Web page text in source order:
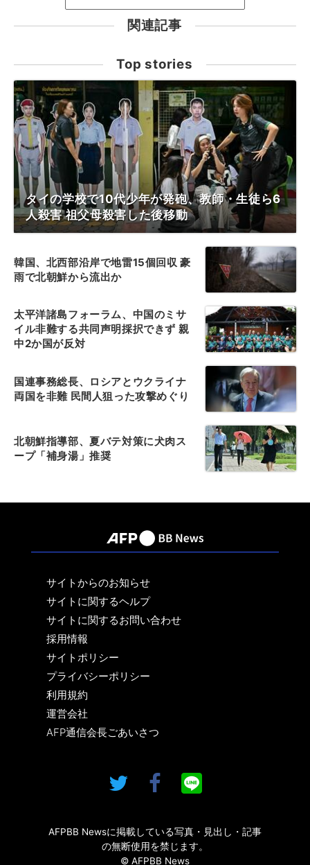
関連記事
Top stories
タイの学校で10代少年が発砲、教師・生徒ら6
人殺害 祖父母殺害した後移動
韓国、北西部沿岸で地雷15個回収 豪
雨で北朝鮮から流出か
太平洋諸島フォーラム、中国のミサ
イル非難する共同声明採択できず 親
中2か国が反対
国連事務総長、ロシアとウクライナ
両国を非難 民間人狙った攻撃めぐり
北朝鮮指導部、夏バテ対策に犬肉ス
ープ「補身湯」推奨
サイトからのお知らせ
サイトに関するヘルプ
サイトに関するお問い合わせ
採用情報
サイトポリシー
プライバシーポリシー
利用規約
運営会社
AFP通信会長ごあいさつ
AFPBB Newsに掲載している写真・見出し・記事
の無断使用を禁じます。
© AFPBB News